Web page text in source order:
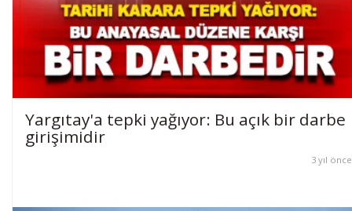
Yargıtay'a tepki yağıyor: Bu açık bir darbe
girişimidir
3 yıl önce